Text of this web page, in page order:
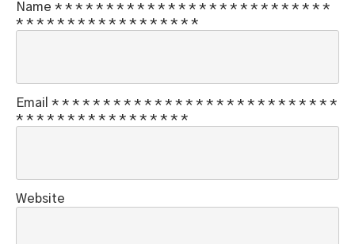
Name * * * * * * * * * * * * * * * * * * * * * * * * * * *
* * * * * * * * * * * * * * * * * *
Email * * * * * * * * * * * * * * * * * * * * * * * * * * * *
* * * * * * * * * * * * * * * * *
Website